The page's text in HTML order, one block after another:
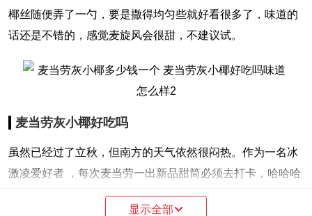
椰丝随便弄了一勺，要是撒得均匀些就好看很多了，味道的
话还是不错的，感觉麦旋风会很甜，不建议试。
麦当劳灰小椰好吃吗
虽然已经过了立秋，但南方的天气依然很闷热。作为一名冰
激凌爱好者 ，每次麦当劳一出新品甜筒必须去打卡，哈哈哈
哈！这个夏天，麦当劳的甜筒颜值都很在线！！！
显示全部